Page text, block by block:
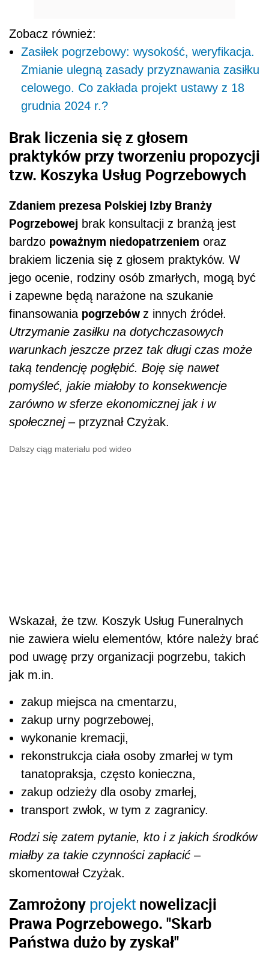
Zobacz również:
Zasiłek pogrzebowy: wysokość, weryfikacja.
Zmianie ulegną zasady przyznawania zasiłku
celowego. Co zakłada projekt ustawy z 18
grudnia 2024 r.?
Brak liczenia się z głosem
praktyków przy tworzeniu propozycji
tzw. Koszyka Usług Pogrzebowych
Zdaniem prezesa Polskiej Izby Branży
Pogrzebowej brak konsultacji z branżą jest
bardzo poważnym niedopatrzeniem oraz
brakiem liczenia się z głosem praktyków. W
jego ocenie, rodziny osób zmarłych, mogą być
i zapewne będą narażone na szukanie
finansowania pogrzebów z innych źródeł.
Utrzymanie zasiłku na dotychczasowych
warunkach jeszcze przez tak długi czas może
taką tendencję pogłębić. Boję się nawet
pomyśleć, jakie miałoby to konsekwencje
zarówno w sferze ekonomicznej jak i w
społecznej– przyznał Czyżak.
Dalszy ciąg materiału pod wideo
Wskazał, że tzw. Koszyk Usług Funeralnych
nie zawiera wielu elementów, które należy brać
pod uwagę przy organizacji pogrzebu, takich
jak m.in.
zakup miejsca na cmentarzu,
zakup urny pogrzebowej,
wykonanie kremacji,
rekonstrukcja ciała osoby zmarłej w tym
tanatopraksja, często konieczna,
zakup odzieży dla osoby zmarłej,
transport zwłok, w tym z zagranicy.
Rodzi się zatem pytanie, kto i z jakich środków
miałby za takie czynności zapłacić –
skomentował Czyżak.
Zamrożony projekt nowelizacji
Prawa Pogrzebowego. "Skarb
Państwa dużo by zyskał"